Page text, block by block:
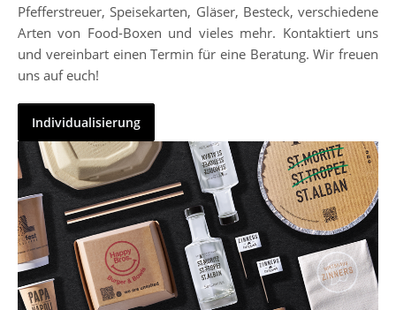
Pfefferstreuer, Speisekarten, Gläser, Besteck, verschiedene
Arten von Food-Boxen und vieles mehr. Kontaktiert uns
und vereinbart einen Termin für eine Beratung. Wir freuen
uns auf euch!
Individualisierung